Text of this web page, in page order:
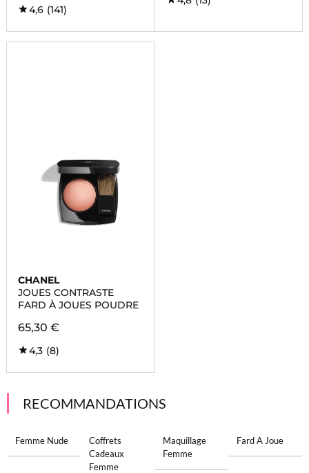
4,6 (141)
CHANEL
JOUES CONTRASTE
FARD À JOUES POUDRE
65,30 €
4,3 (8)
RECOMMANDATIONS
Femme Nude
Coffrets
Cadeaux
Femme
Maquillage
Femme
Fard A Joue